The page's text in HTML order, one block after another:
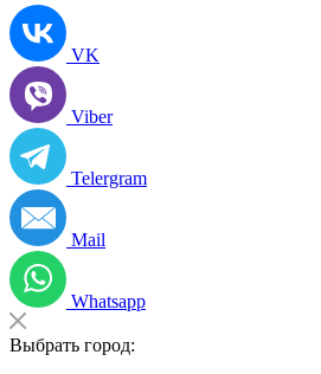
VK
Viber
Telergram
Mail
Whatsapp
Выбрать город: